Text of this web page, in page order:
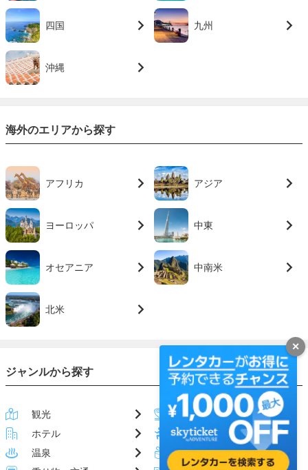
四国 九州
沖縄
海外のエリアから探す
アフリカ アジア
ヨーロッパ 中東
オセアニア 中南米
北米
ジャンルから探す
観光
グルメ
ホテル
アクティビティ
温泉
お土産
✕